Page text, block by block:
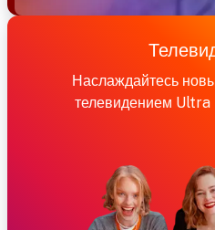
Наслаждайтесь
телевидением Ultra